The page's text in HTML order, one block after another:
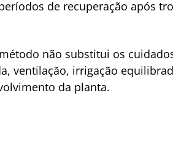
de recuperação após
não substitui os
ventilação, irrigação
da planta.